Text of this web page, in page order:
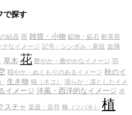
で探す
結晶 雨 雑貨・小物 鉱物・鉱石 酔芙蓉
クなイメージ 記号・シンボル・家紋 血飛
草木 花 艶やか・雅やかなイメージ 羽
穏やか・ぬくもりのあるイメージ 秋のイ
生き物 猫（ネコ）
清らか・凛としたイメ
イメージ 洋風・西洋的なイメージ 水
スチャ 楽器・音符 椿（ツバキ）
植